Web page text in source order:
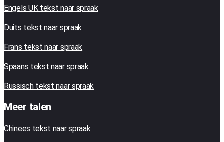
Engels UK tekst naar spraak
Duits tekst naar spraak
Frans tekst naar spraak
Spaans tekst naar spraak
Russisch tekst naar spraak
Meer talen
Chinees tekst naar spraak